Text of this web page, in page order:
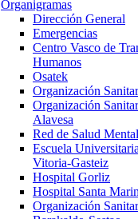
Organigramas
Dirección General
Emergencias
Centro Vasco de
Humanos
Osatek
Organización
Organización
Alavesa
Red de Salud
Escuela
Vitoria-Gasteiz
Hospital Gorliz
Hospital Santa
Organización